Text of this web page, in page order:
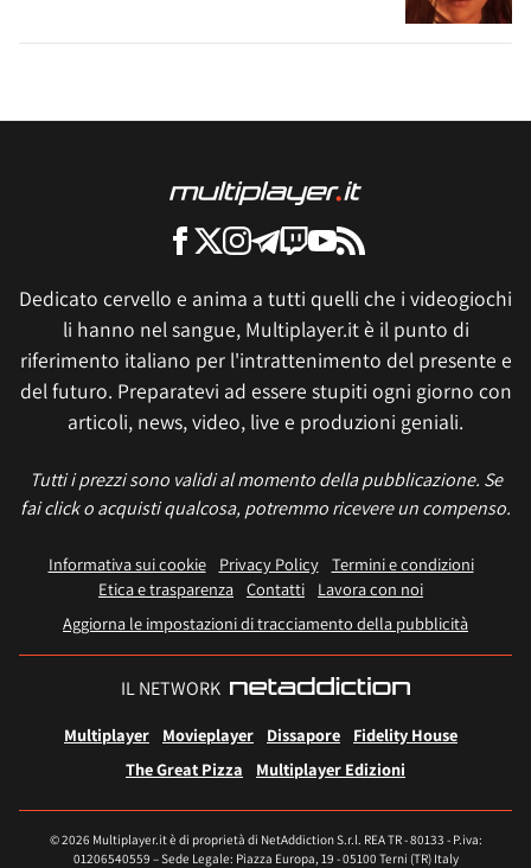
Dedicato cervello e anima a tutti quelli che i videogiochi
li hanno nel sangue, Multiplayer.it è il punto di
riferimento italiano per l'intrattenimento del presente e
del futuro. Preparatevi ad essere stupiti ogni giorno con
articoli, news, video, live e produzioni geniali.
Tutti i prezzi sono validi al momento della pubblicazione. Se
fai click o acquisti qualcosa, potremmo ricevere un compenso.
Informativa sui cookie Privacy Policy
Termini e condizioni
Etica e trasparenza Contatti
Lavora con noi
Aggiorna le impostazioni di tracciamento della pubblicità
IL NETWORK
Multiplayer Movieplayer Dissapore
Fidelity House
The Great Pizza
Multiplayer Edizioni
© 2026 Multiplayer.it è di proprietà di NetAddiction S.r.l. REA TR - 80133 - P.iva:
01206540559 – Sede Legale: Piazza Europa, 19 - 05100 Terni (TR) Italy